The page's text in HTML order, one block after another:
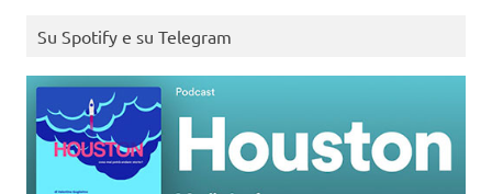
Su Spotify e su Telegram